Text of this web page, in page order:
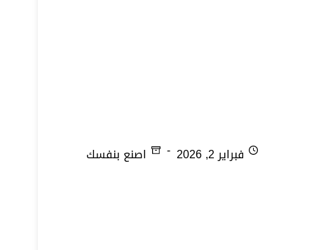
فبراير 2, 2026
اصنع بنفسك